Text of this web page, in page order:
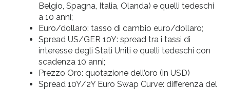
Belgio, Spagna, Italia, Olanda) e quelli tedeschi
a 10 anni;
Euro/dollaro: tasso di cambio euro/dollaro;
Spread US/GER 10Y: spread tra i tassi di
interesse degli Stati Uniti e quelli tedeschi con
scadenza 10 anni;
Prezzo Oro: quotazione dell’oro (in USD)
Spread 10Y/2Y Euro Swap Curve: differenza del